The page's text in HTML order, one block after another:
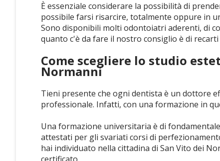
È essenziale considerare la possibilità di
possibile farsi risarcire, totalmente oppure in
Sono disponibili molti odontoiatri aderenti, di
quanto c'è da fare il nostro consiglio è di
Come scegliere lo studio
Normanni
Tieni presente che ogni dentista è un dottore
professionale. Infatti, con una formazione in
Una formazione universitaria è di
attestati per gli svariati corsi di
hai individuato nella cittadina di San Vito dei